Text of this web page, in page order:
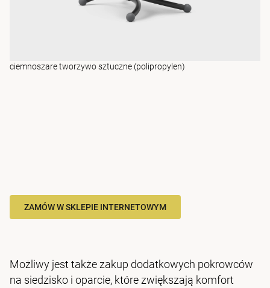
ciemnoszare tworzywo sztuczne (polipropylen)
ZAMÓW W SKLEPIE INTERNETOWYM
Możliwy jest także zakup dodatkowych pokrowców
na siedzisko i oparcie, które zwiększają komfort